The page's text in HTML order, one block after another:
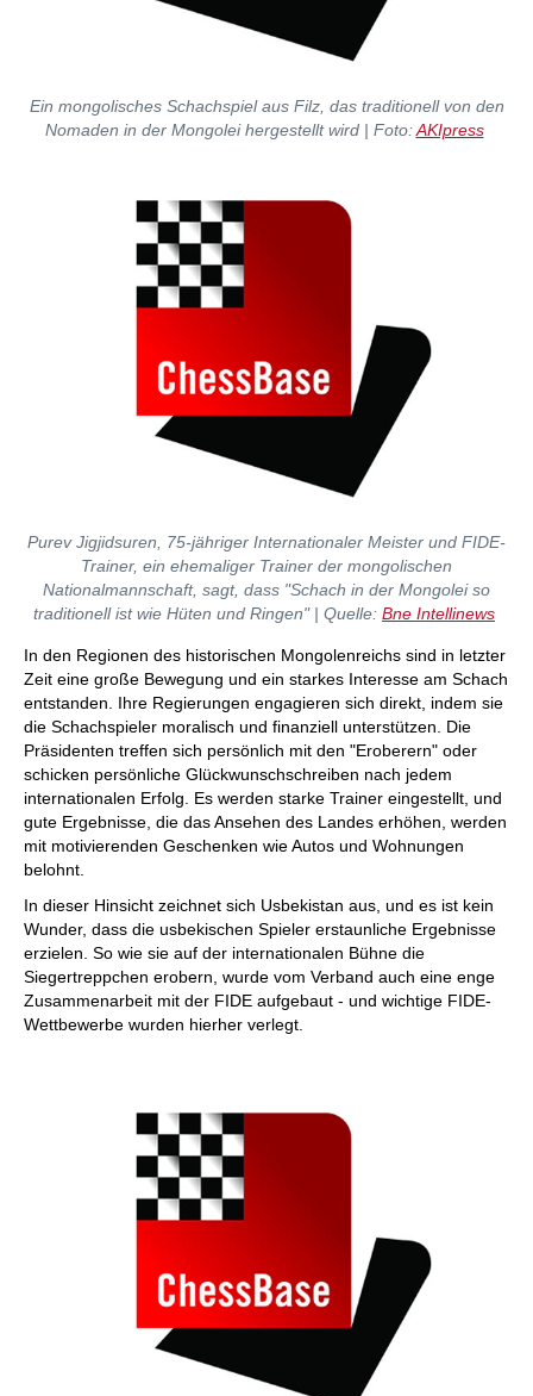
Ein mongolisches Schachspiel aus Filz, das traditionell von den
Nomaden in der Mongolei hergestellt wird | Foto:AKIpress
Purev Jigjidsuren, 75-jähriger Internationaler Meister und FIDE-
Trainer, ein ehemaliger Trainer der mongolischen
Nationalmannschaft, sagt, dass "Schach in der Mongolei so
traditionell ist wie Hüten und Ringen" | Quelle: Bne Intellinews
In den Regionen des historischen Mongolenreichs sind in letzter
Zeit eine große Bewegung und ein starkes Interesse am Schach
entstanden. Ihre Regierungen engagieren sich direkt, indem sie
die Schachspieler moralisch und finanziell unterstützen. Die
Präsidenten treffen sich persönlich mit den "Eroberern" oder
schicken persönliche Glückwunschschreiben nach jedem
internationalen Erfolg. Es werden starke Trainer eingestellt, und
gute Ergebnisse, die das Ansehen des Landes erhöhen, werden
mit motivierenden Geschenken wie Autos und Wohnungen
belohnt.
In dieser Hinsicht zeichnet sich Usbekistan aus, und es ist kein
Wunder, dass die usbekischen Spieler erstaunliche Ergebnisse
erzielen. So wie sie auf der internationalen Bühne die
Siegertreppchen erobern, wurde vom Verband auch eine enge
Zusammenarbeit mit der FIDE aufgebaut - und wichtige FIDE-
Wettbewerbe wurden hierher verlegt.